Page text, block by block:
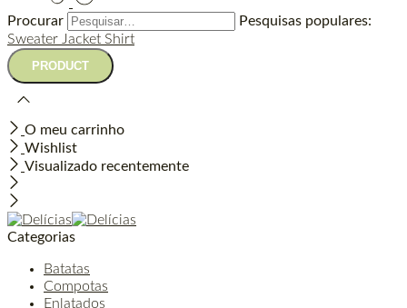
Procurar
Pesquisas populares:
Sweater Jacket Shirt
O meu carrinho
Wishlist
Visualizado recentemente
Categorias
Batatas
Compotas
Enlatados